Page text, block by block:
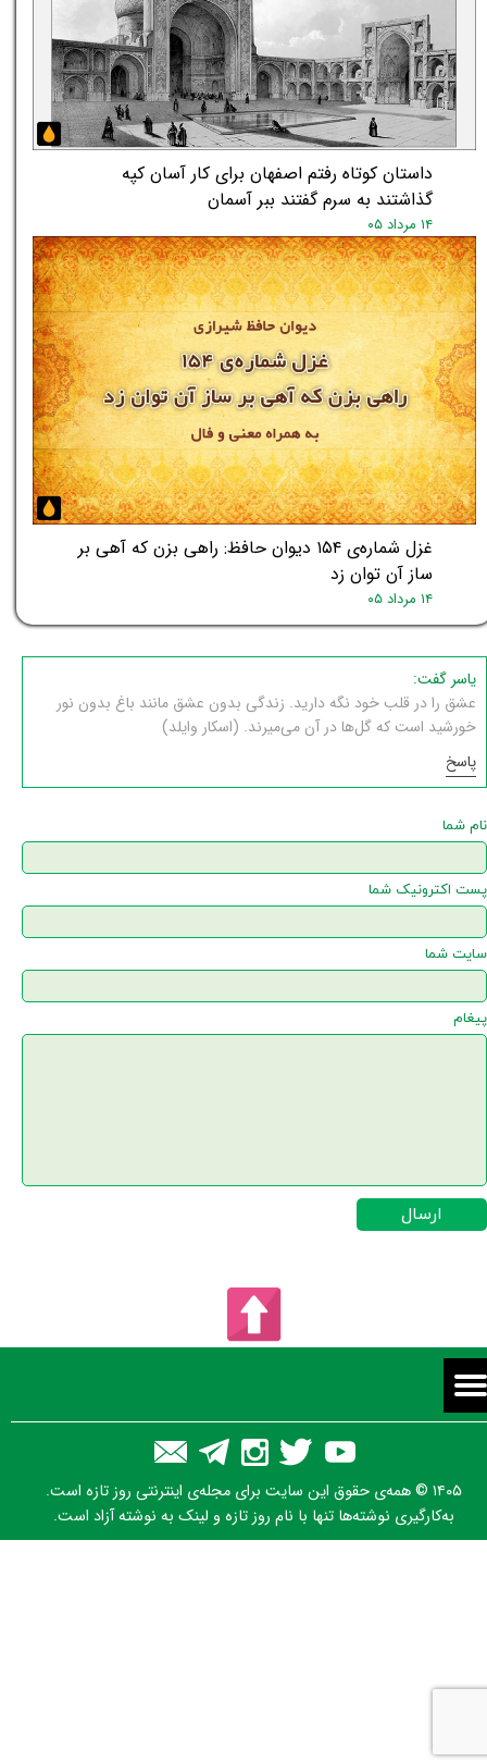
داستان کوتاه رفتم اصفهان برای کار آسان کپه
گذاشتند به سرم گفتند ببر آسمان
۱۴ مرداد ۰۵
غزل شماره‌ی ۱۵۴ دیوان حافظ: راهی بزن که آهی بر
ساز آن توان زد
۱۴ مرداد ۰۵
یاسر گفت:
عشق را در قلب خود نگه دارید. زندگی بدون عشق مانند باغ بدون نور
خورشید است که گل‌ها در آن می‌میرند. (اسکار وایلد)
پاسخ
نام شما
پست اکترونیک شما
سایت شما
پیغام
ارسال
۱۴۰۵ © همه‌ی حقوق این سایت برای مجله‌ی اینترنتی روز تازه است.
به‌کارگیری نوشته‌ها تنها با نام روز تازه و لینک به نوشته آزاد است.